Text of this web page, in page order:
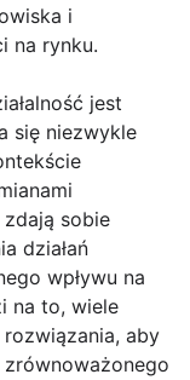
i
na rynku.
jest
się niezwykle
sobie
działań
wpływu na
na to, wiele
aby